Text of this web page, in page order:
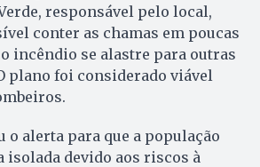
responsável pelo local,
conter as chamas em poucas
incêndio se alastre para outras
plano foi considerado viável
o alerta para que a população
isolada devido aos riscos à